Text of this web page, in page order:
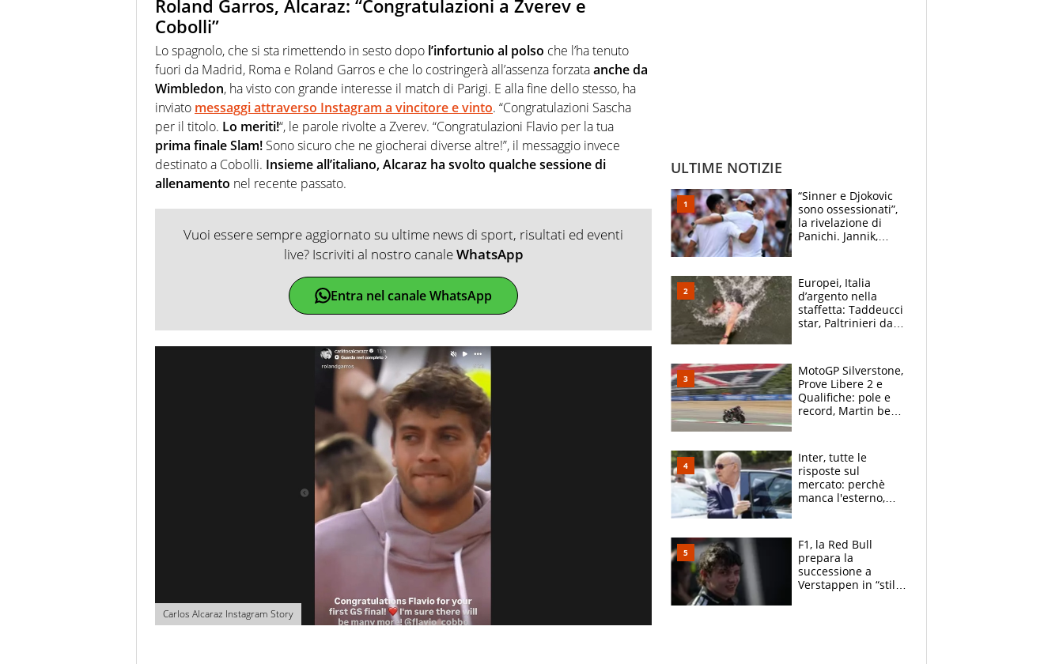
Roland Garros, Alcaraz: “Congratulazioni a Zverev e
Cobolli”
Lo spagnolo, che si sta rimettendo in sesto dopo l’infortunio al polso che l’ha tenuto
fuori da Madrid, Roma e Roland Garros e che lo costringerà all’assenza forzataanche da
Wimbledon, ha visto con grande interesse il match di Parigi. E alla fine dello stesso, ha
inviato messaggi attraverso Instagram a vincitore e vinto. “Congratulazioni Sascha
per il titolo. Lo meriti!“, le parole rivolte a Zverev. “Congratulazioni Flavio per la tua
prima finale Slam! Sono sicuro che ne giocherai diverse altre!”, il messaggio invece
destinato a Cobolli. Insieme all’italiano, Alcaraz ha svolto qualche sessione di
allenamento nel recente passato.
Vuoi essere sempre aggiornato su ultime news di sport, risultati ed eventi
live? Iscriviti al nostro canaleWhatsApp
Entra nel canale WhatsApp
Carlos Alcaraz Instagram Story
ULTIME NOTIZIE
“Sinner e Djokovic
sono ossessionati”,
la rivelazione di
Panichi. Jannik,
agli US Open
Europei, Italia
d’argento nella
staffetta: Taddeucci
star, Paltrinieri da
Padre Pio
MotoGP Silverstone,
Prove Libere 2 e
Qualifiche: pole e
record, Martin beffa
Inter, tutte le
risposte sul
mercato: perchè
manca l'esterno,
vero obiettivo di
Marotta
F1, la Red Bull
prepara la
successione a
Verstappen in “stile